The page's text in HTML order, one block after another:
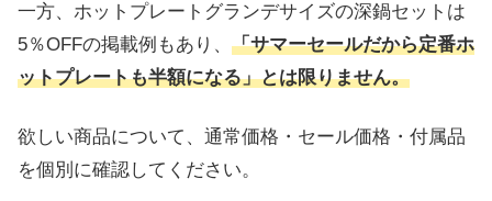
一方、ホットプレートグランデサイズの深鍋セットは
5％OFFの掲載例もあり、 「サマーセールだから定番ホ
ットプレートも半額になる」とは限りません。
欲しい商品について、通常価格・セール価格・付属品
を個別に確認してください。